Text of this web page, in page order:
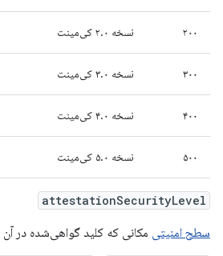
۲۰۰ نسخه ۲.۰ کی‌مینت
۳۰۰ نسخه ۳.۰ کی‌مینت
۴۰۰ نسخه ۴.۰ کی‌مینت
۵۰۰ نسخه ۵.۰ کی‌مینت
attestationSecurityLevel
سطح امنیتی مکانی که کلید گواهی‌شده در